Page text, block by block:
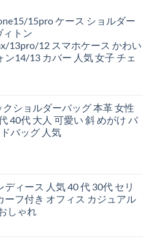
す。
15pro ケース ショルダー
ィトン
13pro/12 スマホケース かわい
ン14/13 カバー 人気 女子 チェ
クショルダーバッグ 本革 女性
40代 大人 可愛い 斜 めがけ バ
バッグ 人気
ディース 人気 40 代 30代 セリ
ーフ付き オフィス カジュアル
しゃれ